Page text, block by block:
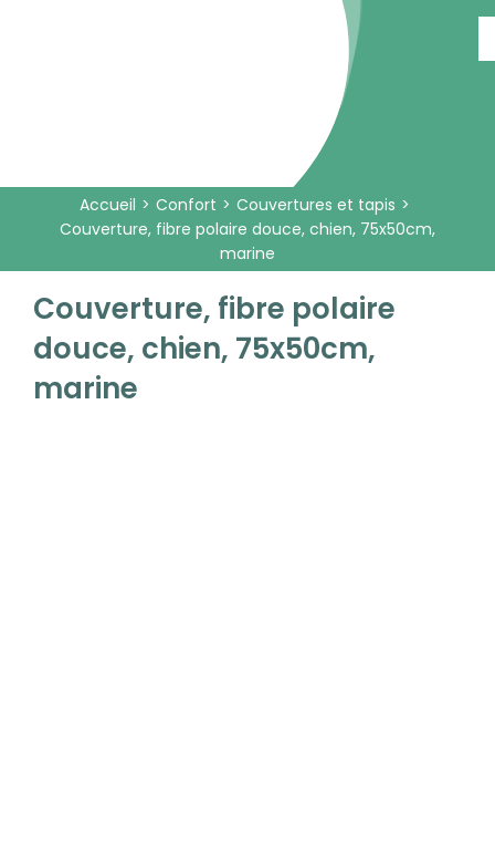
Accueil Confort
Couvertures et tapis
Couverture, fibre polaire douce, chien, 75x50cm,
marine
Couverture, fibre polaire
douce, chien, 75x50cm,
marine